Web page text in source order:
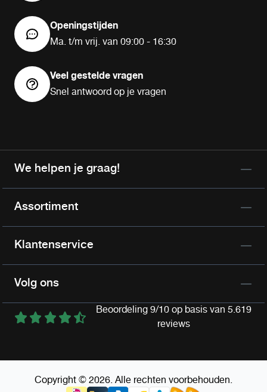
Openingstijden
Ma. t/m vrij. van 09:00 - 16:30
Veel gestelde vragen
Snel antwoord op je vragen
We helpen je graag!
Assortiment
Klantenservice
Volg ons
Beoordeling 9/10 op basis van 5.619
reviews
Copyright © 2026. Alle rechten voorbehouden.